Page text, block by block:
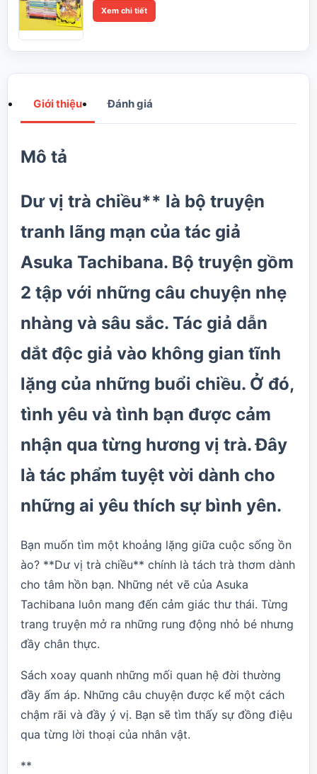
Xem chi tiết
Giới thiệu Đánh giá
Mô tả
Dư vị trà chiều** là bộ truyện
tranh lãng mạn của tác giả
Asuka Tachibana. Bộ truyện gồm
2 tập với những câu chuyện nhẹ
nhàng và sâu sắc. Tác giả dẫn
dắt độc giả vào không gian tĩnh
lặng của những buổi chiều. Ở đó,
tình yêu và tình bạn được cảm
nhận qua từng hương vị trà. Đây
là tác phẩm tuyệt vời dành cho
những ai yêu thích sự bình yên.
Bạn muốn tìm một khoảng lặng giữa cuộc sống ồn
ào? **Dư vị trà chiều** chính là tách trà thơm dành
cho tâm hồn bạn. Những nét vẽ của Asuka
Tachibana luôn mang đến cảm giác thư thái. Từng
trang truyện mở ra những rung động nhỏ bé nhưng
đầy chân thực.
Sách xoay quanh những mối quan hệ đời thường
đầy ấm áp. Những câu chuyện được kể một cách
chậm rãi và đầy ý vị. Bạn sẽ tìm thấy sự đồng điệu
qua từng lời thoại của nhân vật.
**